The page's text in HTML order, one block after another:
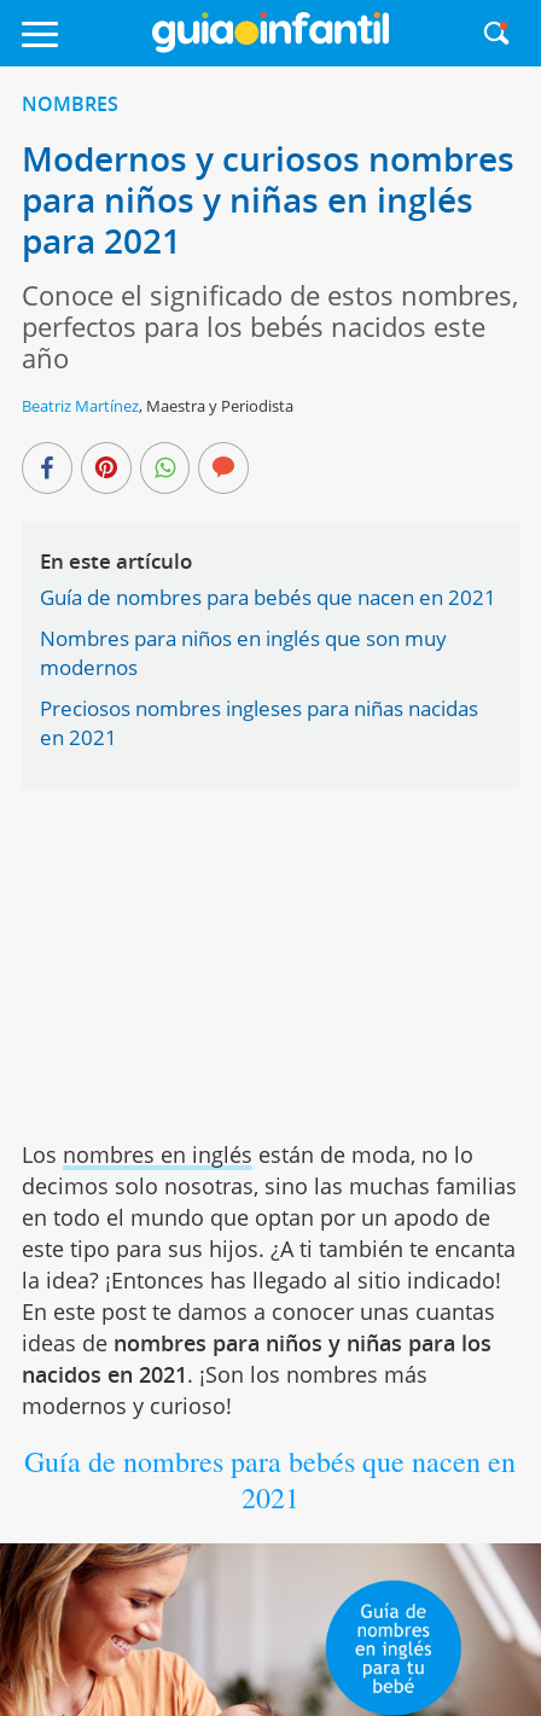
NOMBRES
Modernos y curiosos nombres
para niños y niñas en inglés
para 2021
Conoce el significado de estos nombres,
perfectos para los bebés nacidos este
año
Beatriz Martínez, Maestra y Periodista
En este artículo
Guía de nombres para bebés que nacen en 2021
Nombres para niños en inglés que son muy
modernos
Preciosos nombres ingleses para niñas nacidas
en 2021
Los nombres en inglés están de moda, no lo
decimos solo nosotras, sino las muchas familias
en todo el mundo que optan por un apodo de
este tipo para sus hijos. ¿A ti también te encanta
la idea? ¡Entonces has llegado al sitio indicado!
En este post te damos a conocer unas cuantas
ideas de nombres para niños y niñas para los
nacidos en 2021. ¡Son los nombres más
modernos y curioso!
Guía de nombres para bebés que nacen en
2021